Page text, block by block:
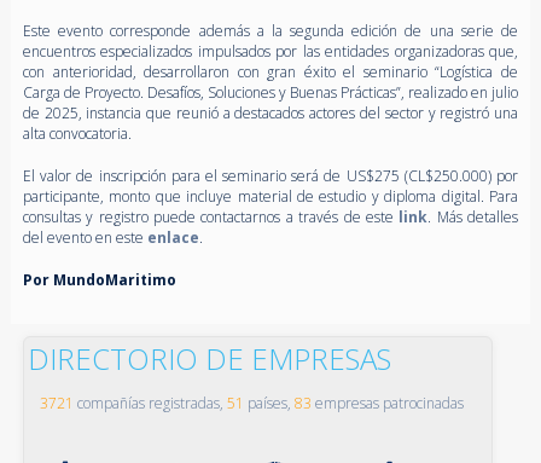
Este evento corresponde además a la segunda edición de una serie de
encuentros especializados impulsados por las entidades organizadoras que,
con anterioridad, desarrollaron con gran éxito el seminario “Logística de
Carga de Proyecto. Desafíos, Soluciones y Buenas Prácticas”, realizado en julio
de 2025, instancia que reunió a destacados actores del sector y registró una
alta convocatoria.
El valor de inscripción para el seminario será de US$275 (CL$250.000) por
participante, monto que incluye material de estudio y diploma digital. Para
consultas y registro puede contactarnos a través de este link. Más detalles
del evento en este enlace.
Por MundoMaritimo
DIRECTORIO DE EMPRESAS
3721 compañías registradas, 51 países, 83 empresas patrocinadas